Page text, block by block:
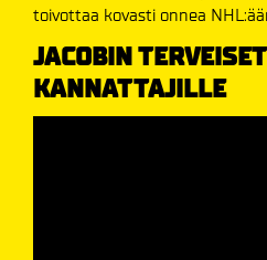
toivottaa kovasti onnea
JACOBIN TERVEISET
KANNATTAJILLE